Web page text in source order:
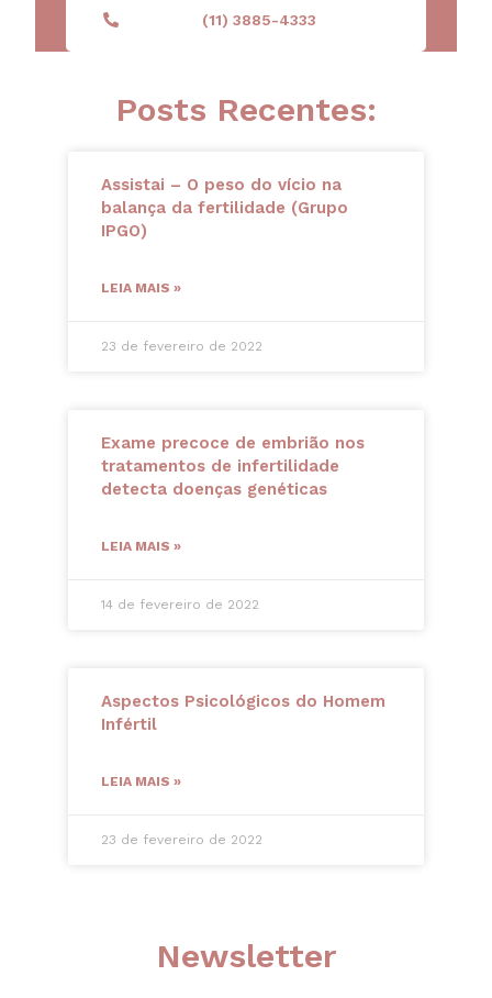
(11) 3885-4333
Posts Recentes:
Assistai – O peso do vício na
balança da fertilidade (Grupo
IPGO)
LEIA MAIS »
23 de fevereiro de 2022
Exame precoce de embrião nos
tratamentos de infertilidade
detecta doenças genéticas
LEIA MAIS »
14 de fevereiro de 2022
Aspectos Psicológicos do Homem
Infértil
LEIA MAIS »
23 de fevereiro de 2022
Newsletter